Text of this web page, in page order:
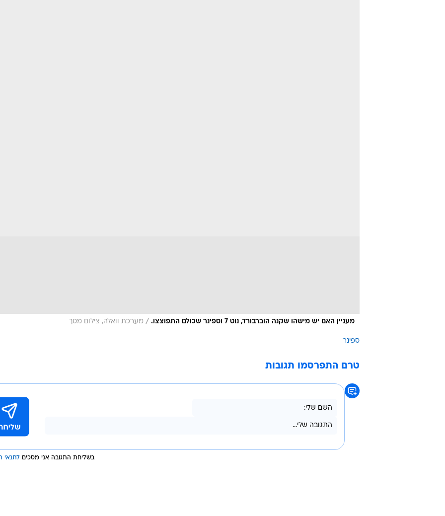
מעניין האם יש מישהו שקנה הוברבורד, נוט 7 וספינר שכולם התפוצצו. / מערכת וואלה, צילום מסך
ספינר
טרם התפרסמו תגובות
בשליחת התגובה אני מסכים לתנאי